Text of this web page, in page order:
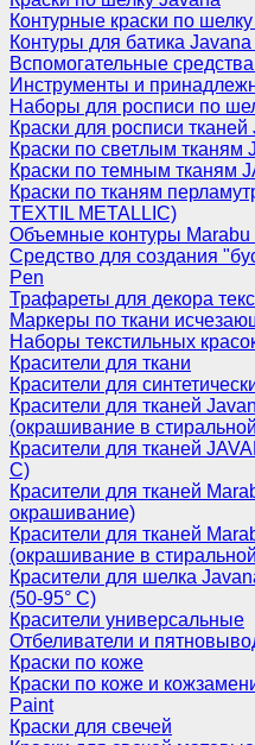
Контурные краски по
Контуры для батика
Вспомогательные
Инструменты и
Наборы для росписи по
Краски для росписи
Краски по светлым тканям
Краски по темным тканям
Краски по тканям
TEXTIL METALLIC)
Объемные контуры Marabu
Средство для создания
Pen
Трафареты для декора
Маркеры по ткани
Наборы текстильных
Красители для ткани
Красители для
Красители для тканей
(окрашивание в
Красители для тканей
С)
Красители для тканей
окрашивание)
Красители для тканей
(окрашивание в
Красители для шелка
(50-95° С)
Красители универсальные
Отбеливатели и
Краски по коже
Краски по коже и
Paint
Краски для свечей